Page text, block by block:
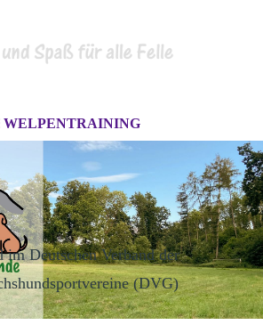
WELPENTRAINING
Deutschen Verband der
(DVG)